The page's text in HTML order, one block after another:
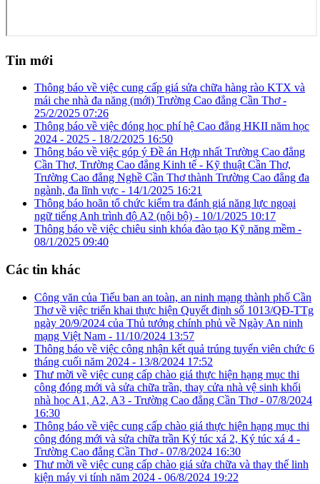
Tin mới
Thông báo về việc cung cấp giá sửa chữa hàng rào KTX và
mái che nhà đa năng (mới) Trường Cao đẳng Cần Thơ -
25/2/2025 07:26
Thông báo về việc đóng học phí hệ Cao đẳng HKII năm học
2024 - 2025 - 18/2/2025 16:50
Thông báo về việc góp ý Đề án Hợp nhất Trường Cao đẳng
Cần Thơ, Trường Cao đẳng Kinh tế - Kỹ thuật Cần Thơ,
Trường Cao đẳng Nghề Cần Thơ thành Trường Cao đẳng đa
ngành, đa lĩnh vực - 14/1/2025 16:21
Thông báo hoãn tổ chức kiểm tra đánh giá năng lực ngoại
ngữ tiếng Anh trình độ A2 (nội bộ) - 10/1/2025 10:17
Thông báo về việc chiêu sinh khóa đào tạo Kỹ năng mềm -
08/1/2025 09:40
Các tin khác
Công văn của Tiểu ban an toàn, an ninh mạng thành phố Cần
Thơ về việc triển khai thực hiện Quyết định số 1013/QĐ-TTg
ngày 20/9/2024 của Thủ tướng chính phủ về Ngày An ninh
mạng Việt Nam - 11/10/2024 13:57
Thông báo về việc công nhận kết quả trúng tuyển viên chức 6
tháng cuối năm 2024 - 13/8/2024 17:52
Thư mời về việc cung cấp chào giá thực hiện hạng mục thi
công đóng mới và sửa chữa trần, thay cửa nhà vệ sinh khối
nhà học A1, A2, A3 - Trường Cao đẳng Cần Thơ - 07/8/2024
16:30
Thông báo về việc cung cấp chào giá thực hiện hạng mục thi
công đóng mới và sửa chữa trần Ký túc xá 2, Ký túc xá 4 -
Trường Cao đẳng Cần Thơ - 07/8/2024 16:30
Thư mời về việc cung cấp chào giá sửa chữa và thay thế linh
kiện máy vi tính năm 2024 - 06/8/2024 19:22